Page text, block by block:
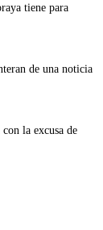
tiene para
de una noticia
la excusa de